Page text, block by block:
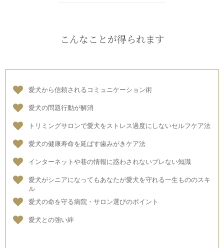
こんなことが得られます
愛犬から信頼されるコミュニケーション術
愛犬の問題行動が解消
トリミングサロンで愛犬をストレス過度にしないセルフケア法
愛犬の健康寿命を延ばす歯みがきケア法
インターネットや巷の情報に惑わされないブレない知識
愛犬がシニアになってもあなたが愛犬を守れる一生もののスキ
ル
愛犬の命を守る病院・サロン選びのポイント
愛犬との強い絆